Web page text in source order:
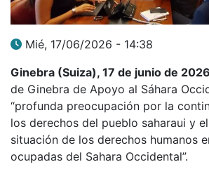
Mié, 17/06/2026 - 14:38
Ginebra (Suiza), 17 de junio de
de Ginebra de Apoyo al Sáhara
“profunda preocupación por la
los derechos del pueblo saharaui y
situación de los derechos humanos
ocupadas del Sahara Occidental”.